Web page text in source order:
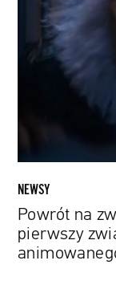
zwierzęcą
Obejrzyj
pierwszy
NEWSY
Powrót na
pierwszy